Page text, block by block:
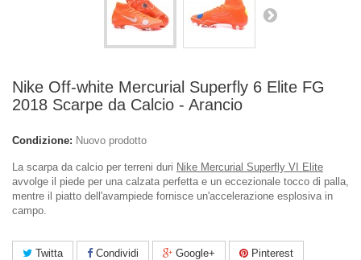
Nike Off-white Mercurial Superfly 6 Elite FG
2018 Scarpe da Calcio - Arancio
Condizione: Nuovo prodotto
La scarpa da calcio per terreni duri Nike Mercurial Superfly VI Elite
avvolge il piede per una calzata perfetta e un eccezionale tocco di palla,
mentre il piatto dell'avampiede fornisce un'accelerazione esplosiva in
campo.
Twitta Condividi Google+ Pinterest